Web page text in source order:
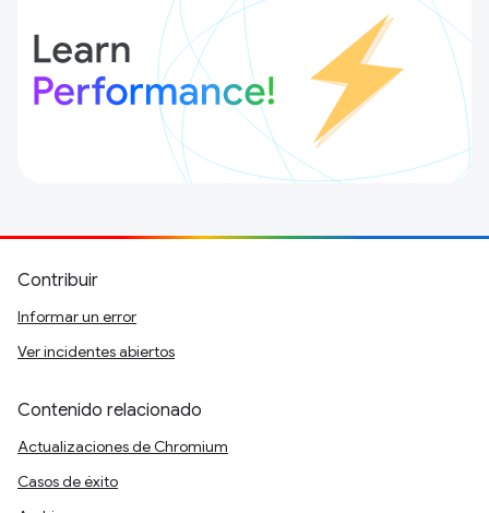
Contribuir
Informar un error
Ver incidentes abiertos
Contenido relacionado
Actualizaciones de Chromium
Casos de éxito